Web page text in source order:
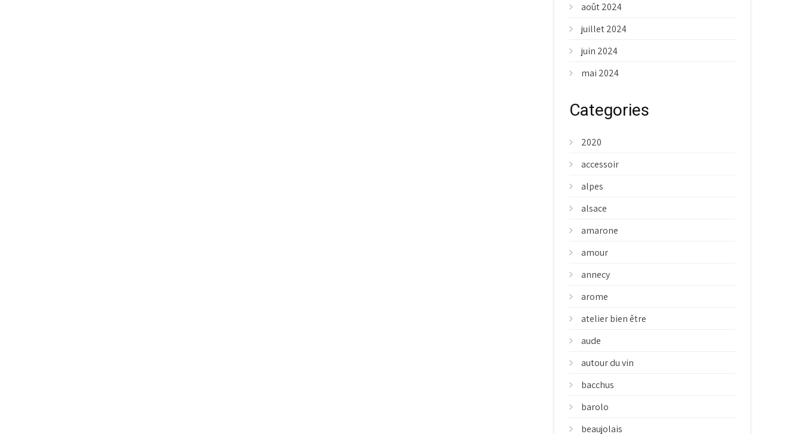
août 2024
juillet 2024
juin 2024
mai 2024
Categories
2020
accessoir
alpes
alsace
amarone
amour
annecy
arome
atelier bien être
aude
autour du vin
bacchus
barolo
beaujolais